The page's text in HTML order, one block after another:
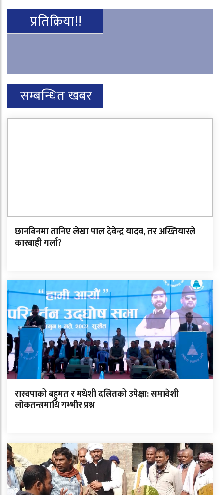
प्रतिक्रिया!!
सम्बन्धित खबर
छानबिनमा तानिए लेखा पाल देवेन्द्र यादव, तर अख्तियारले
कारबाही गर्ला?
रास्वपाको बहुमत र मधेशी दलितको उपेक्षा: समावेशी
लोकतन्त्रमाथि गम्भीर प्रश्न